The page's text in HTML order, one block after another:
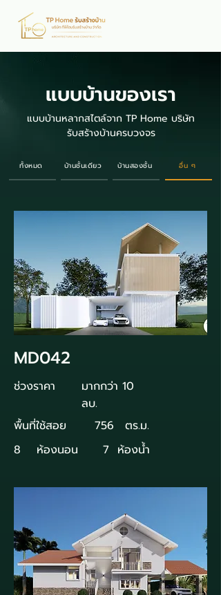
แบบบ้านของเรา
แบบบ้านหลากสไตล์จาก TP Home บริษัท
รับสร้างบ้านครบวงจร
ทั้งหมด บ้านชั้นเดียว บ้านสองชั้น อื่น ๆ
MD042
ช่วงราคา
พื้นที่ใช้สอย
มากกว่า 10
ลบ.
756
ตร.ม.
8
ห้องนอน 7 ห้องน้ำ